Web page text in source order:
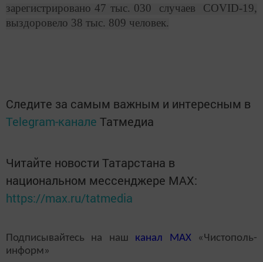
зарегистрировано 47 тыс. 030 случаев COVID-19,
выздоровело 38 тыс. 809 человек.
Следите за самым важным и интересным в
Telegram-канале Татмедиа
Читайте новости Татарстана в
национальном мессенджере MАХ:
https://max.ru/tatmedia
Подписывайтесь на наш канал MAX«Чистополь-
информ»